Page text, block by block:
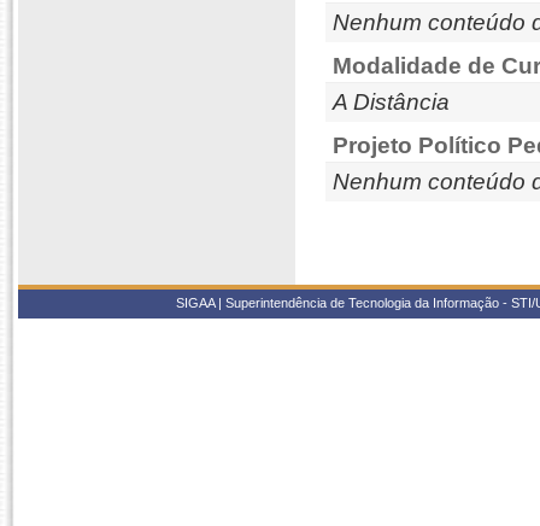
Nenhum conteúdo
Modalidade de
A Distância
Projeto Político
Nenhum conteúdo
SIGAA | Superintendência de Tecnologia da Informação -